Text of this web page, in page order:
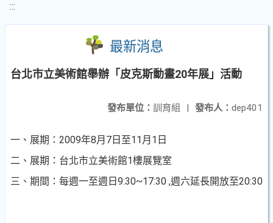
:::
最新消息
台北市立美術館舉辦「皮克斯動畫20年展」活動
發布人： dep401
發布單位： 訓育組 |
一、展期：2009年8月7日至11月1日
二、展期：台北市立美術館1樓展覽室
三、期間：每週一至週日9:30~17:30 ,週六延長開放至20:30